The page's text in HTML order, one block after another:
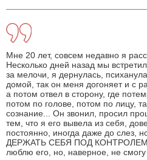
Мне 20 лет, совсем недавно я
Несколько дней назад мы
за мелочи, я дернулась,
домой, так он меня догоняет и с
а потом отвел в сторону, где
потом по голове, потом по лицу,
сознание... Он звонил, просил
тем, что я его вывела из себя,
постоянно, иногда даже до
ДЕРЖАТЬ СЕБЯ ПОД
люблю его, но, наверное, не смогу